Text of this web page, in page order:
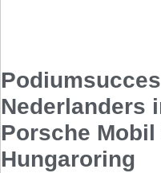
Nederlanders
Porsche
Hungaroring